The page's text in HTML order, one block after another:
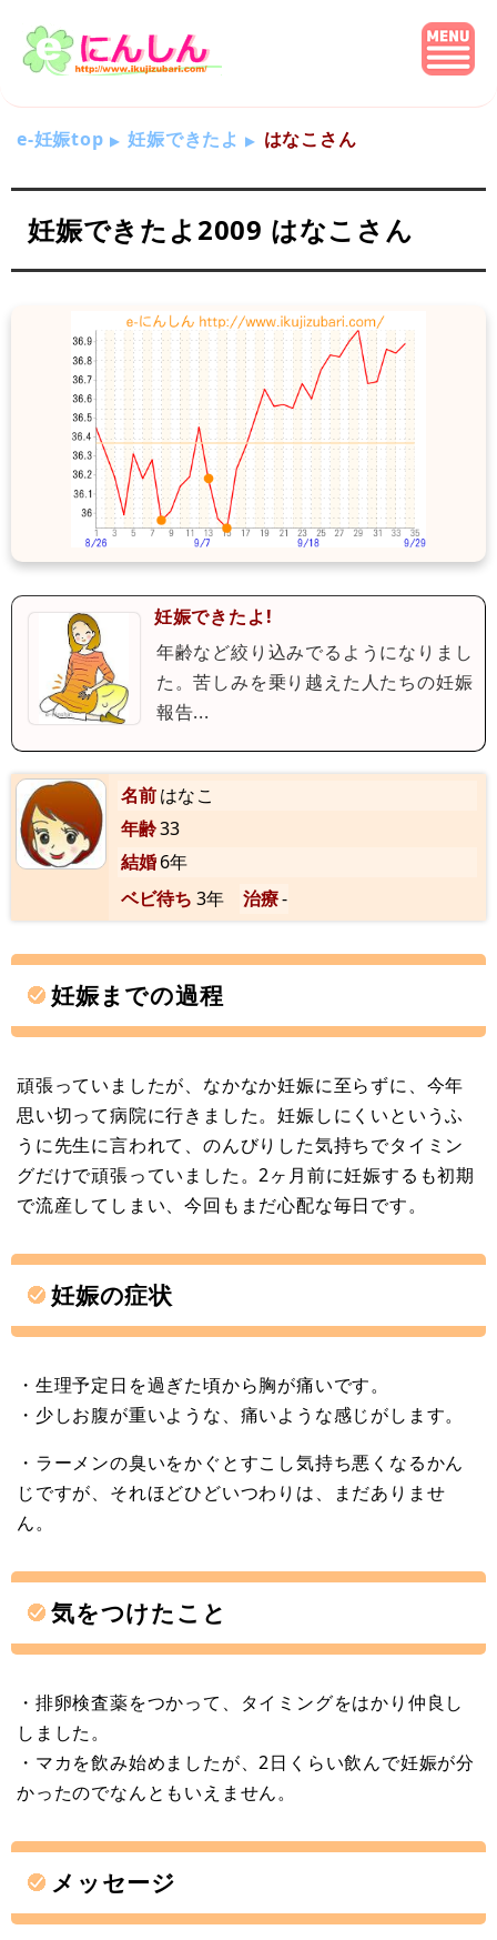
e-妊娠top 妊娠できたよ はなこさん
妊娠できたよ2009 はなこさん
妊娠できたよ!
年齢など絞り込みでるようになりまし
た。苦しみを乗り越えた人たちの妊娠
報告...
名前はなこ
年齢33
結婚6年
ベビ待ち 3年 治療-
妊娠までの過程
頑張っていましたが、なかなか妊娠に至らずに、今年
思い切って病院に行きました。妊娠しにくいというふ
うに先生に言われて、のんびりした気持ちでタイミン
グだけで頑張っていました。2ヶ月前に妊娠するも初期
で流産してしまい、今回もまだ心配な毎日です。
妊娠の症状
・生理予定日を過ぎた頃から胸が痛いです。
・少しお腹が重いような、痛いような感じがします。
・ラーメンの臭いをかぐとすこし気持ち悪くなるかん
じですが、それほどひどいつわりは、まだありませ
ん。
気をつけたこと
・排卵検査薬をつかって、タイミングをはかり仲良し
しました。
・マカを飲み始めましたが、2日くらい飲んで妊娠が分
かったのでなんともいえません。
メッセージ